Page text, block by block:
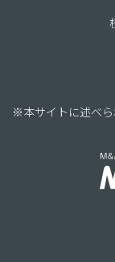
※本サイトに述べら